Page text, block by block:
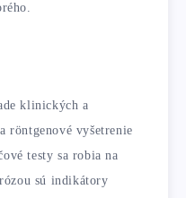
klinických a
röntgenové vyšetrenie
testy sa robia na
sú indikátory